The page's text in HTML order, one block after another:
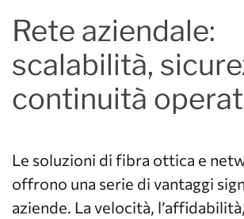
Rete aziendale:
scalabilità,
continuità
Le soluzioni di fibra ottica e
offrono una serie di vantaggi
aziende. La velocità,